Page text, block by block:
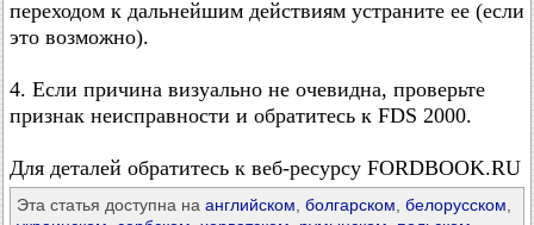
переходом к дальнейшим действиям устраните ее (если
это возможно).
4. Если причина визуально не очевидна, проверьте
признак неисправности и обратитесь к FDS 2000.
Для деталей обратитесь к веб-ресурсу FORDBOOK.RU
Эта статья доступна на английском болгарском белорусском